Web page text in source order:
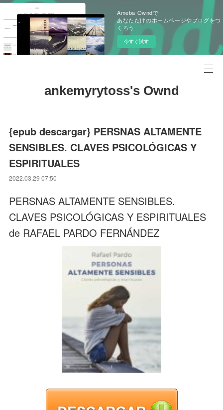
Ameba Owndで
あなただけのホームページやブログをつ
くろう
今すぐ試す
ankemyrytoss's Ownd
{epub descargar} PERSNAS ALTAMENTE
SENSIBLES. CLAVES PSICOLÓGICAS Y
ESPIRITUALES
2022.03.29 07:50
PERSNAS ALTAMENTE SENSIBLES.
CLAVES PSICOLÓGICAS Y ESPIRITUALES
de RAFAEL PARDO FERNÁNDEZ